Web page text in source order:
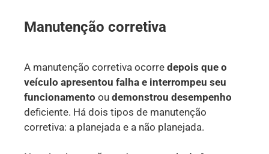
Manutenção corretiva
A manutenção corretiva ocorre depois que o
veículo apresentou falha e interrompeu seu
funcionamento ou demonstrou desempenho
deficiente. Há dois tipos de manutenção
corretiva: a planejada e a não planejada.